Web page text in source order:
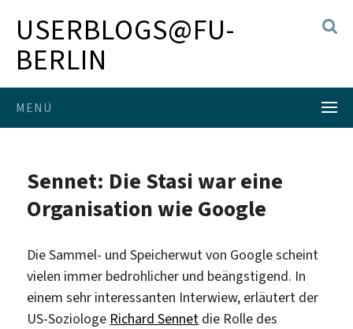
USERBLOGS@FU-
BERLIN
MENÜ
Sennet: Die Stasi war eine
Organisation wie Google
Die Sammel- und Speicherwut von Google scheint
vielen immer bedrohlicher und beängstigend. In
einem sehr interessanten Interwiew, erläutert der
US-Soziologe Richard Sennet die Rolle des